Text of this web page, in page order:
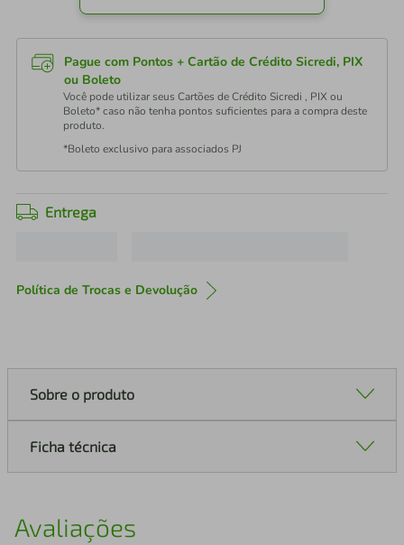
Pague com Pontos + Cartão de Crédito Sicredi, PIX
ou Boleto
Você pode utilizar seus Cartões de Crédito Sicredi , PIX ou
Boleto* caso não tenha pontos suficientes para a compra deste
produto.
*Boleto exclusivo para associados PJ
Entrega
Política de Trocas e Devolução
Sobre o produto
Ficha técnica
Avaliações